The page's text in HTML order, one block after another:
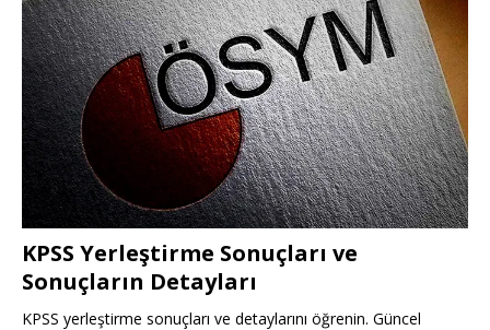
KPSS Yerleştirme Sonuçları ve
Sonuçların Detayları
KPSS yerleştirme sonuçları ve detaylarını öğrenin. Güncel